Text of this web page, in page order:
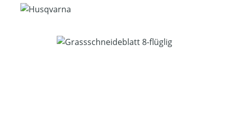
Bildergalerie überspringen